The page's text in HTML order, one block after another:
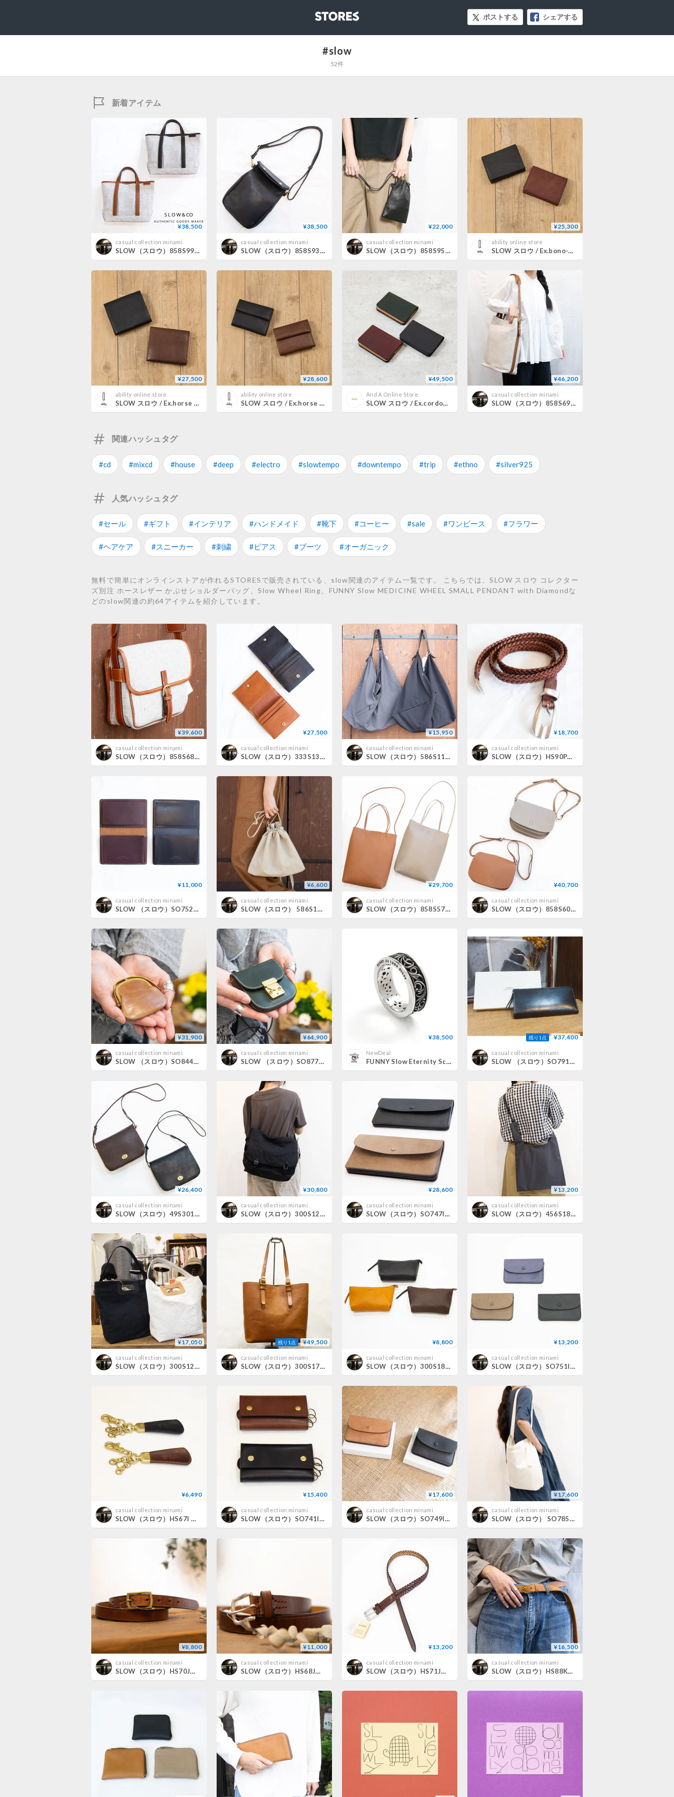
STORES ポストする シェアする
#slow
52件
新着アイテム
¥38,500
casual collection minami
SLOW（スロウ）858S99S cruiser - tote - S
¥38,500
casual collection minami
SLOW（スロウ）858S93S bono - gasmask shoulder bag - S
¥22,000
casual collection minami
SLOW（スロウ）858S95S deer - 2way draw string shoulder bag -
¥25,300
ability online store
SLOW スロウ / Ex.bono-clasp mini wallet 別注栃木レザーコンパクトウォレット ミニウォレット 日本製牛革財布 / SO739IA
¥27,500
ability online store
SLOW スロウ / Ex.horse mini wallet 別注ホースレザーミニウォレット 日本製馬革財布 / 333S130LA
¥28,600
ability online store
SLOW スロウ / Ex.horse mini wallet 別注ホースレザーミニウォレット 日本製馬革財布 / 333S131LA
¥49,500
And A Online Store
SLOW スロウ / Ex.cordovan mini wallet 別注コードバンミニウォレット / SO775JA
¥46,200
casual collection minami
SLOW（スロウ）858S69R cruiser 2way shoulder bag
関連ハッシュタグ
#cd #mixcd #house #deep #electro #slowtempo #downtempo #trip #ethno #silver925
人気ハッシュタグ
#セール #ギフト #インテリア #ハンドメイド #靴下 #コーヒー #sale #ワンピース #フラワー
#ヘアケア #スニーカー #刺繍 #ピアス #ブーツ #オーガニック
無料で簡単にオンラインストアが作れるSTORESで販売されている、slow関連のアイテム一覧です。 こちらでは、SLOW スロウ コレクター
ズ別注 ホースレザー かぶせショルダーバッグ、Slow Wheel Ring、FUNNY Slow MEDICINE WHEEL SMALL PENDANT with Diamondな
どのslow関連の約64アイテムを紹介しています。
¥39,600
casual collection minami
SLOW（スロウ）858S68R cruiser hunting shoulder S
¥27,500
casual collection minami
SLOW（スロウ）333S130 bono clasp mini wallet
¥15,950
casual collection minami
SLOW（スロウ）586S113K span nylon wrap bag L
¥18,700
casual collection minami
SLOW（スロウ）HS90P herbie mesh belt
¥11,000
casual collection minami
SLOW （スロウ）SO752I HERBIE CARD CASE
¥6,600
casual collection minami
SLOW（スロウ） 586S136P span nylon red cross shoulder
¥29,700
casual collection minami
SLOW（スロウ）858S57R shrink utility tote bag m
¥40,700
casual collection minami
SLOW（スロウ）858S60R shrink mail bag
¥31,900
casual collection minami
SLOW （スロウ）SO844K cordvan coin case /natural
¥64,900
casual collection minami
SLOW （スロウ）SO877P cordvan brass parts shoulder /green
¥38,500
NewDeal
FUNNY Slow Eternity Scroll Ring
残り1点 ¥37,400
casual collection minami
SLOW （スロウ）SO791JS1 bridle Lzip long wallet
¥26,400
casual collection minami
SLOW（スロウ）49S301K bono flap width shoulder
¥30,800
casual collection minami
SLOW（スロウ）300S123J truck 綿麻6号 french army shoulder
¥28,600
casual collection minami
SLOW（スロウ）SO747I ingrasat long wallet
¥13,200
casual collection minami
SLOW（スロウ）456S18J span nylon 2way shopper l
¥17,050
casual collection minami
SLOW（スロウ）300S122J truck - 2way tote bag S
残り1点 ¥49,500
casual collection minami
SLOW（スロウ）300S177L bono buckle tote S
¥8,800
casual collection minami
SLOW（スロウ）300S18C rubono pouch S
¥13,200
casual collection minami
SLOW（スロウ）SO751I ingrasat -cord case-
¥6,490
casual collection minami
SLOW（スロウ）HS67I HERBIE SHOEHORN
¥15,400
casual collection minami
SLOW（スロウ）SO741I HERBIE KEY CASE
¥17,600
casual collection minami
SLOW（スロウ）SO749I ingrasat mini wallet
¥17,600
casual collection minami
SLOW（スロウ） SO785JK herringbone shouder bag L
¥8,800
casual collection minami
SLOW（スロウ）HS70J herbie 20mm 細プレーンベルト
¥11,000
casual collection minami
SLOW（スロウ）HS68J herbie-27mm plain belt-
¥13,200
casual collection minami
SLOW（スロウ）HS71J herbie-30mm mesh belt-
¥16,500
casual collection minami
SLOW（スロウ）HS88K DEER BELT